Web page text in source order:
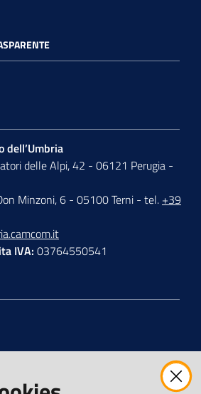
dell’Umbria
delle Alpi, 42 - 06121 Perugia -
Minzoni, 6 - 05100 Terni - tel. +39
IVA: 03764550541
INTERCAM S.C.A.R.L.